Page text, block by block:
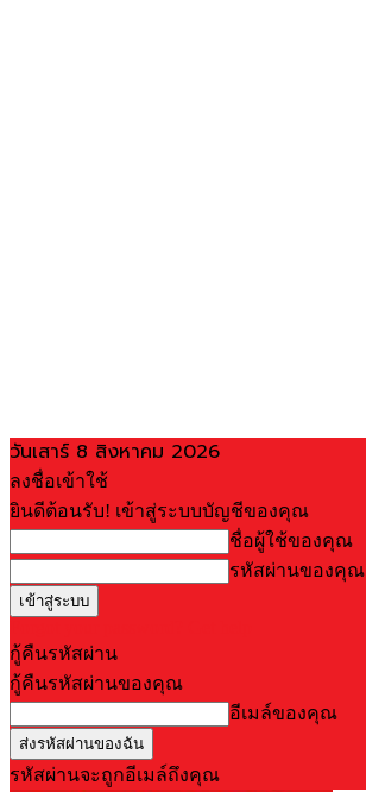
วันเสาร์ 8 สิงหาคม 2026
ลงชื่อเข้าใช้
ยินดีต้อนรับ! เข้าสู่ระบบบัญชีของคุณ
ชื่อผู้ใช้ของคุณ
รหัสผ่านของคุณ
กู้คืนรหัสผ่าน
กู้คืนรหัสผ่านของคุณ
อีเมล์ของคุณ
รหัสผ่านจะถูกอีเมล์ถึงคุณ